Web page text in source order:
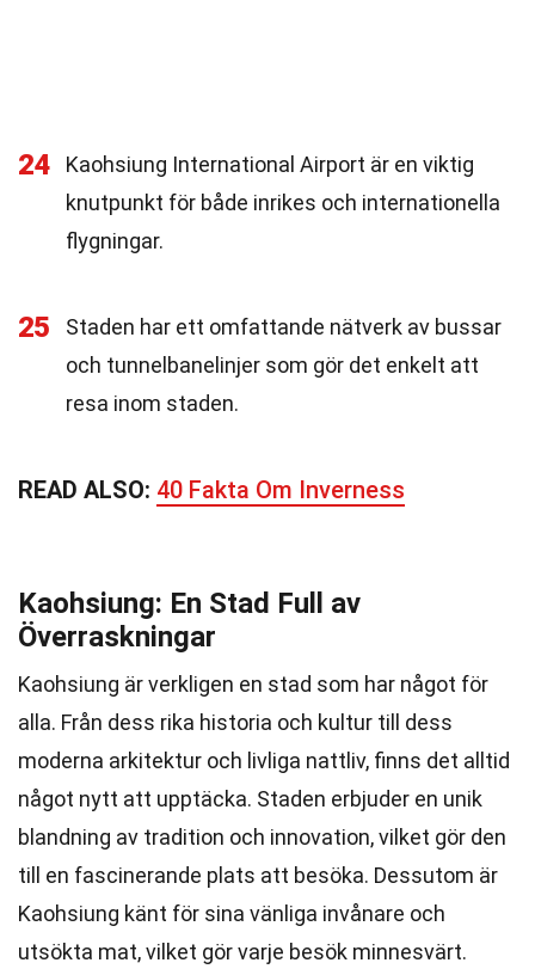
24
Kaohsiung International Airport är en viktig
knutpunkt för både inrikes och internationella
flygningar.
25
Staden har ett omfattande nätverk av bussar
och tunnelbanelinjer som gör det enkelt att
resa inom staden.
READ ALSO: 40 Fakta Om Inverness
Kaohsiung: En Stad Full av
Överraskningar
Kaohsiung är verkligen en stad som har något för
alla. Från dess rika historia och kultur till dess
moderna arkitektur och livliga nattliv, finns det alltid
något nytt att upptäcka. Staden erbjuder en unik
blandning av tradition och innovation, vilket gör den
till en fascinerande plats att besöka. Dessutom är
Kaohsiung känt för sina vänliga invånare och
utsökta mat, vilket gör varje besök minnesvärt.